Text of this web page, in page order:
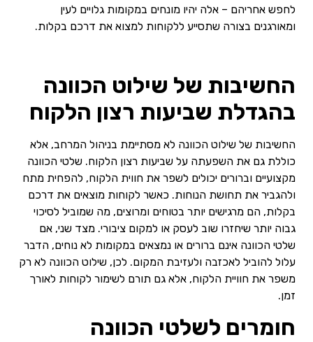
לחפש אחריהם – אלה יהיו מונחים במקומות גלויים לעין
ומאורגנים בצורה שתסייע ללקוחות למצוא את דרכם בקלות.
החשיבות של שילוט הכוונה
בהגדלת שביעות רצון הלקוח
החשיבות של שילוט הכוונה לא מסתיימת בניהול המרחב, אלא
כוללת גם את השפעתה על שביעות רצון הלקוח. שלטי הכוונה
מקצועיים וברורים יכולים לשפר את חווית הלקוח, להפחית מתח
ולהגביר את תחושת הנוחות. כאשר לקוחות מוצאים את דרכם
בקלות, הם מרגישים יותר בטוחים ומרוצים, מה שמוביל לסיכוי
גבוה יותר שיחזרו שוב לעסק או למקום ציבורי. מצד שני, אם
שלטי הכוונה אינם ברורים או נמצאים במקומות לא נוחים, הדבר
עלול להוביל לאכזבה ולעזיבת המקום. לכן, שילוט הכוונה לא רק
משפר את חוויית הלקוח, אלא גם תורם לשימור לקוחות לאורך
זמן.
חומרים לשלטי הכוונה